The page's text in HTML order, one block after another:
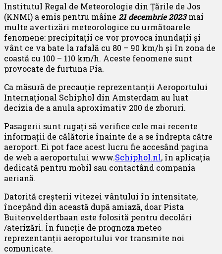
Institutul Regal de Meteorologie din Țările de Jos
(KNMI) a emis pentru mâine 21 decembrie 2023mai
multe avertizări meteorologice cu următoarele
fenomene: precipitații ce vor provoca inundații și
vânt ce va bate la rafală cu 80 – 90 km/h și în zona de
coastă cu 100 – 110 km/h. Aceste fenomene sunt
provocate de furtuna Pia.
Ca măsură de precauție reprezentanții Aeroportului
Internațional Schiphol din Amsterdam au luat
decizia de a anula aproximativ 200 de zboruri.
Pasagerii sunt rugați să verifice cele mai recente
informații de călătorie înainte de a se îndrepta către
aeroport. Ei pot face acest lucru fie accesând pagina
de web a aeroportului www.Schiphol.nl, în aplicația
dedicată pentru mobil sau contactând compania
aeriană.
Datorită creșterii vitezei vântului în intensitate,
începând din această după amiază, doar Pista
Buitenveldertbaan este folosită pentru decolări
/aterizări. În funcție de prognoza meteo
reprezentanții aeroportului vor transmite noi
comunicate.